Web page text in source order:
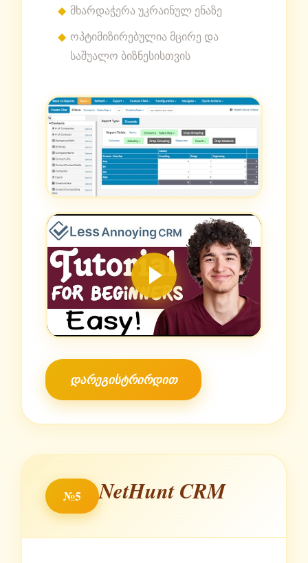
მხარდაჭერა უკრაინულ ენაზე
ოპტიმიზირებულია მცირე და
საშუალო ბიზნესისთვის
დარეგისტრირდით
№5 NetHunt CRM